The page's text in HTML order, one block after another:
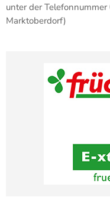
unter der
Marktoberdorf)